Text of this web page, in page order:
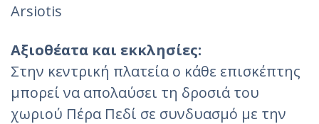
Arsiotis‎
Αξιοθέατα και εκκλησίες:
Στην κεντρική πλατεία ο κάθε επισκέπτης
μπορεί να απολαύσει τη δροσιά του
χωριού Πέρα Πεδί σε συνδυασμό με την